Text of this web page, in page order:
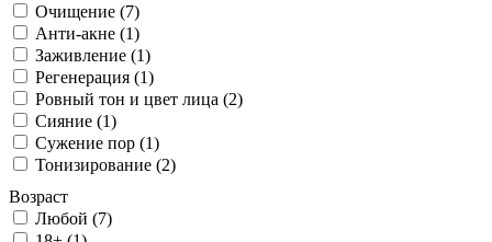
Очищение (7)
Анти-акне (1)
Заживление (1)
Регенерация (1)
Ровный тон и цвет лица (2)
Сияние (1)
Сужение пор (1)
Тонизирование (2)
Возраст
Любой (7)